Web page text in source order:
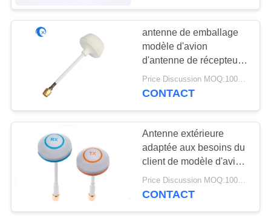
NOUS
D'USINE
CONTRÔLE
DE
QUALITÉ
CONTACTEZ-
NOUS
Antenne GSM
GPRS
24
Antenne de
navigation de GPS
antenne de emballage
modèle d'avion
d'antenne de récepteur
de 5.8GHZ Wifi avec le
système sans fil
Price Discussion MOQ:100PCS
CONTACT
Antenne extérieure
adaptée aux besoins du
client de modèle d'avion
de l'antenne 5.8GHZ
Wifi de bourdon de FPV
Price Discussion MOQ:100PCS
CONTACT